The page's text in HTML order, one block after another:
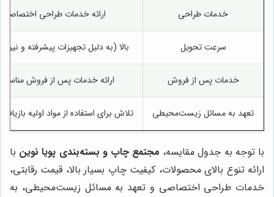
خدمات طراحی ارائه خدمات طراحی اختصاصی
سرعت تحویل بالا (به دلیل تجهیزات پیشرفته و
خدمات پس از فروش ارائه خدمات پس از فروش مناسب
تعهد به مسائل زیست‌محیطی تلاش برای استفاده از مواد اولیه
با توجه به جدول مقایسه، مجتمع چاپ و بسته‌بندی پویا نوین با
ارائه تنوع بالای محصولات، کیفیت چاپ بسیار بالا، قیمت رقابتی،
خدمات طراحی اختصاصی و تعهد به مسائل زیست‌محیطی، به